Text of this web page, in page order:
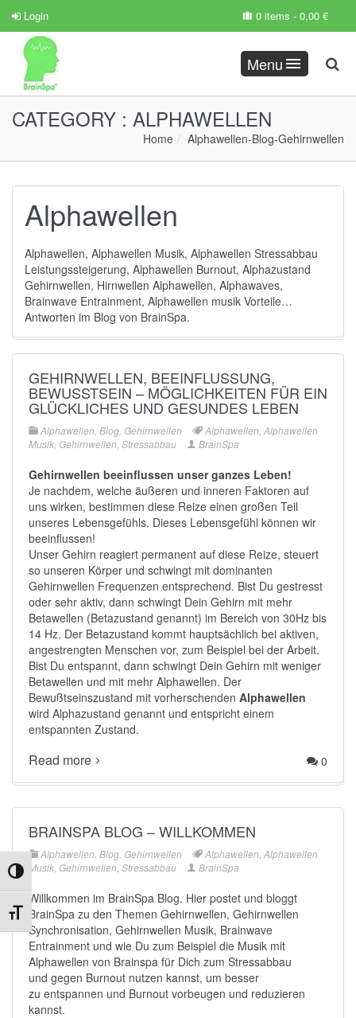
Umschalten auf hohe Kontraste
Schrift vergrößern
Login 0 items - 0,00 €
Menu
CATEGORY : ALPHAWELLEN
Home Alphawellen-Blog-Gehirnwellen
Alphawellen
Alphawellen, Alphawellen Musik, Alphawellen Stressabbau
Leistungssteigerung, Alphawellen Burnout, Alphazustand
Gehirnwellen, Hirnwellen Alphawellen, Alphawaves,
Brainwave Entrainment, Alphawellen musik Vorteile…
Antworten im Blog von BrainSpa.
GEHIRNWELLEN, BEEINFLUSSUNG,
BEWUSSTSEIN – MÖGLICHKEITEN FÜR EIN G
LÜCKLICHES UND GESUNDES LEBEN
Alphawellen Blog Gehirnwellen Alphawellen Alphawellen
Musik Gehirnwellen Stressabbau BrainSpa
Gehirnwellen beeinflussen unser ganzes Leben!
Je nachdem, welche äußeren und inneren Faktoren auf
uns wirken, bestimmen diese Reize einen großen Teil
unseres Lebensgefühls. Dieses Lebensgefühl können wir
beeinflussen!
Unser Gehirn reagiert permanent auf diese Reize, steuert
so unseren Körper und schwingt mit dominanten
Gehirnwellen Frequenzen entsprechend. Bist Du gestresst
oder sehr aktiv, dann schwingt Dein Gehirn mit mehr
Betawellen (Betazustand genannt) im Bereich von 30Hz bis
14 Hz. Der Betazustand kommt hauptsächlich bei aktiven,
angestrengten Menschen vor, zum Beispiel bei der Arbeit.
Bist Du entspannt, dann schwingt Dein Gehirn mit weniger
Betawellen und mit mehr Alphawellen. Der
Bewußtseinszustand mit vorherschenden Alphawellen
wird Alphazustand genannt und entspricht einem
entspannten Zustand.
0
Read more
BRAINSPA BLOG – WILLKOMMEN
Alphawellen Blog Gehirnwellen Alphawellen Alphawellen
Musik Gehirnwellen Stressabbau BrainSpa
Willkommen im BrainSpa Blog. Hier postet und bloggt
BrainSpa zu den Themen Gehirnwellen, Gehirnwellen
Synchronisation, Gehirnwellen Musik, Brainwave
Entrainment und wie Du zum Beispiel die Musik mit
Alphawellen von Brainspa für Dich zum Stressabbau
und gegen Burnout nutzen kannst, um besser
zu entspannen und Burnout vorbeugen und reduzieren
kannst.